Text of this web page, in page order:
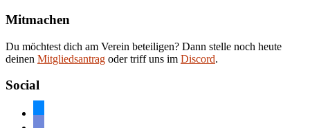
Mitmachen
Du möchtest dich am Verein beteiligen? Dann stelle noch heute
deinen Mitgliedsantrag oder triff uns im Discord.
Social